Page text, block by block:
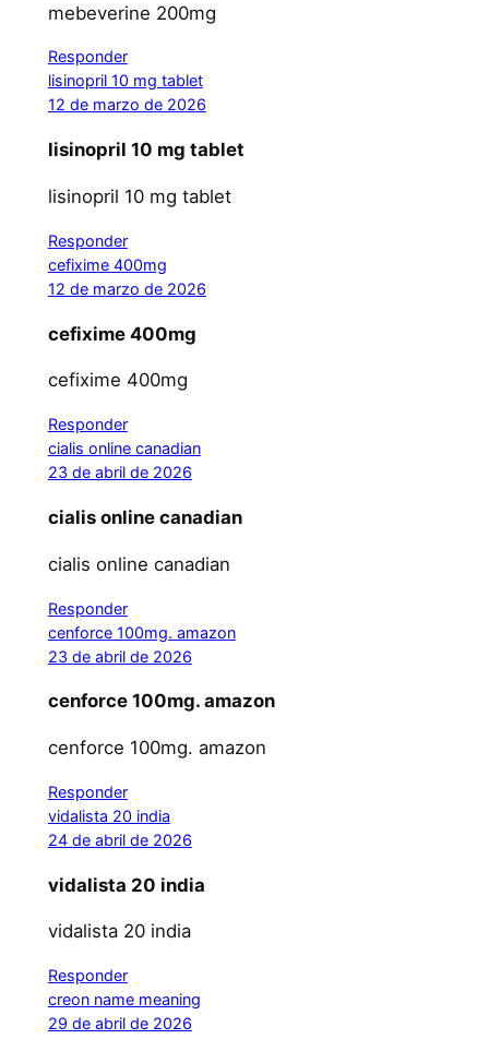
mebeverine 200mg
Responder
lisinopril 10 mg tablet
12 de marzo de 2026
lisinopril 10 mg tablet
lisinopril 10 mg tablet
Responder
cefixime 400mg
12 de marzo de 2026
cefixime 400mg
cefixime 400mg
Responder
cialis online canadian
23 de abril de 2026
cialis online canadian
cialis online canadian
Responder
cenforce 100mg. amazon
23 de abril de 2026
cenforce 100mg. amazon
cenforce 100mg. amazon
Responder
vidalista 20 india
24 de abril de 2026
vidalista 20 india
vidalista 20 india
Responder
creon name meaning
29 de abril de 2026